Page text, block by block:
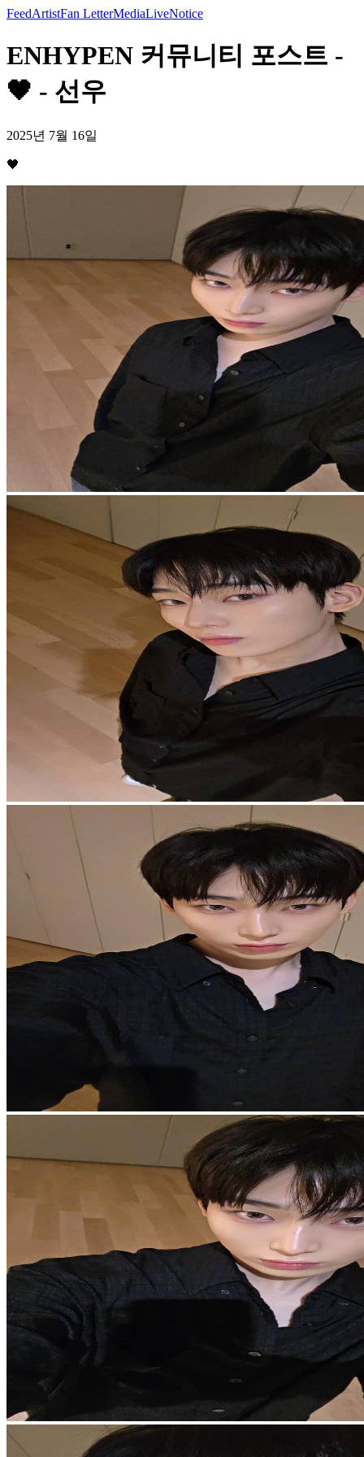
FeedArtistFan LetterMediaLiveNotice
ENHYPEN 커뮤니티 포스트 -
🖤 - 선우
2025년 7월 16일
🖤